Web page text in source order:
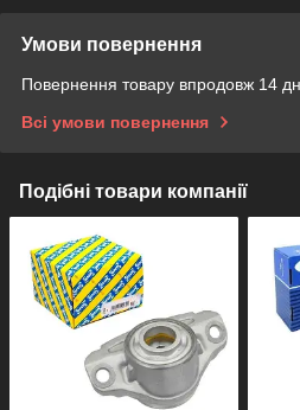
Умови повернення
Повернення товару впродовж 14
Всі умови повернення
Подібні товари компанії